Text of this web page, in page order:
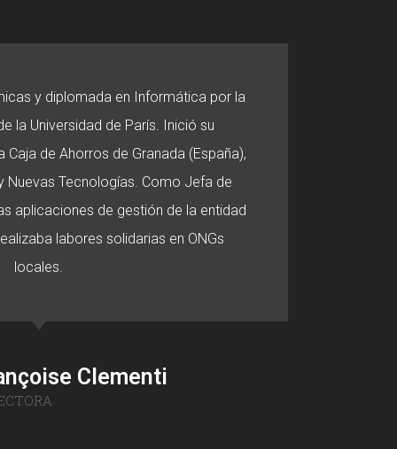
y diplomada en Informática por la
la Universidad de París. Inició su
de Ahorros de Granada (España),
Nuevas Tecnologías. Como Jefa de
aplicaciones de gestión de la entidad
labores solidarias en ONGs
locales.
Clementi